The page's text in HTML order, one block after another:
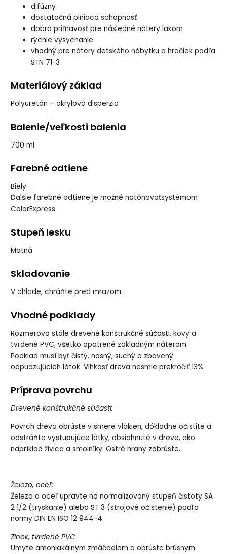
difúzny
dostatočná plniaca schopnosť
dobrá priľnavosť pre následné nátery lakom
rýchle vysychanie
vhodný pre nátery detského nábytku a hračiek podľa
STN 71-3
Materiálový základ
Polyuretán – akrylová disperzia
Balenie/veľkosti balenia
700 ml
Farebné odtiene
Biely
Ďalšie farebné odtiene je možné natónovaťsystémom
ColorExpress
Stupeň lesku
Matná
Skladovanie
V chlade, chráňte pred mrazom.
Vhodné podklady
Rozmerovo stále drevené konštrukčné súčasti, kovy a
tvrdené PVC, všetko opatrené základným náterom.
Podklad musí byť čistý, nosný, suchý a zbavený
odpudzujúcich látok. Vlhkosť dreva nesmie prekročiť 13%.
Príprava povrchu
Drevené konštrukčné súčasti:
Povrch dreva obrúste v smere vlákien, dôkladne očistite a
odstráňte vystupujúce látky, obsiahnuté v dreve, ako
napríklad živica a smolníky. Ostré hrany zabrúste.
Železo, oceľ:
Železo a oceľ upravte na normalizovaný stupeň čistoty SA
2 1/2 (tryskanie) alebo ST 3 (strojové očistenie) podľa
normy DIN EN ISO 12 944-4.
Zinok, tvrdené PVC
Umyte amoniakálnym zmáčadlom a obrúste brúsnym